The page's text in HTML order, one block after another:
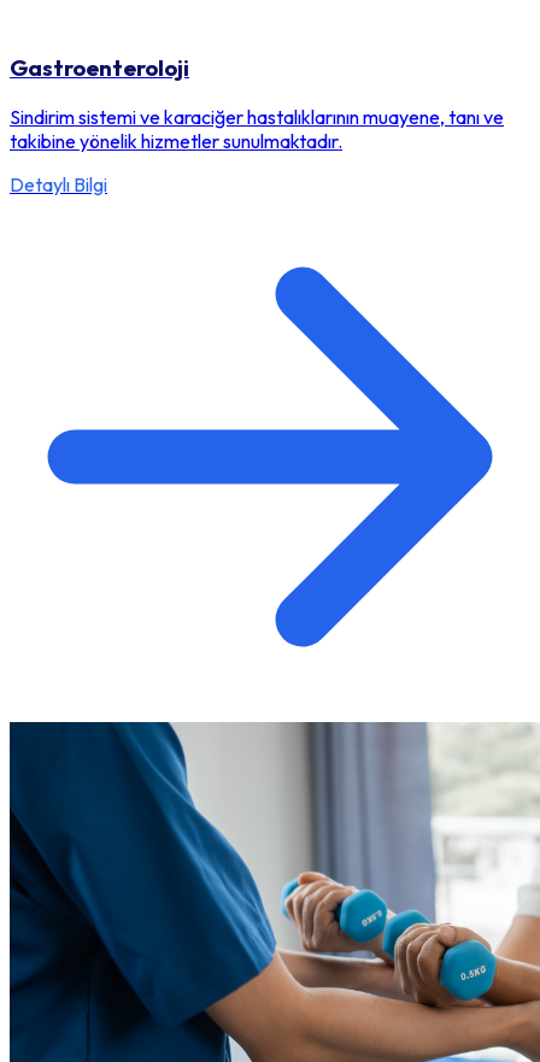
Gastroenteroloji
Sindirim sistemi ve karaciğer hastalıklarının muayene, tanı ve
takibine yönelik hizmetler sunulmaktadır.
Detaylı Bilgi